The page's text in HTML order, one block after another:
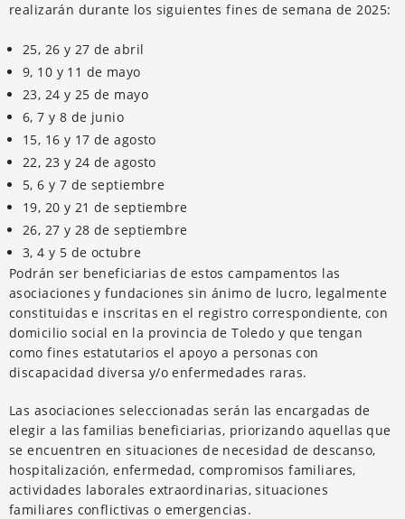
realizarán durante los siguientes fines de semana de 2025:
25, 26 y 27 de abril
9, 10 y 11 de mayo
23, 24 y 25 de mayo
6, 7 y 8 de junio
15, 16 y 17 de agosto
22, 23 y 24 de agosto
5, 6 y 7 de septiembre
19, 20 y 21 de septiembre
26, 27 y 28 de septiembre
3, 4 y 5 de octubre
Podrán ser beneficiarias de estos campamentos las
asociaciones y fundaciones sin ánimo de lucro, legalmente
constituidas e inscritas en el registro correspondiente, con
domicilio social en la provincia de Toledo y que tengan
como fines estatutarios el apoyo a personas con
discapacidad diversa y/o enfermedades raras.
Las asociaciones seleccionadas serán las encargadas de
elegir a las familias beneficiarias, priorizando aquellas que
se encuentren en situaciones de necesidad de descanso,
hospitalización, enfermedad, compromisos familiares,
actividades laborales extraordinarias, situaciones
familiares conflictivas o emergencias.